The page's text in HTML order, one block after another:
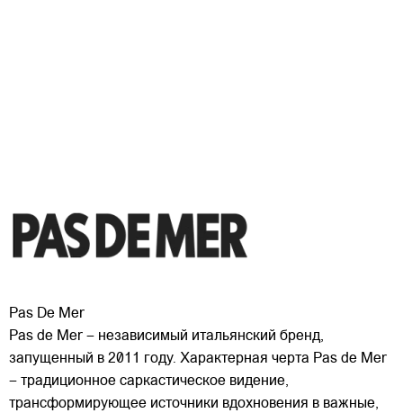
Pas De Mer
Pas de Mer – независимый итальянский бренд,
запущенный в 2011 году. Характерная черта Pas de Mer
– традиционное саркастическое видение,
трансформирующее источники вдохновения в важные,